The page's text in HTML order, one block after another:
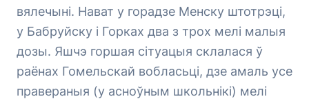
вялечыні. Нават у горадзе Менску штотрэці,
у Бабруйску і Горках два з трох мелі малыя
дозы. Яшчэ горшая сітуацыя склалася ў
раёнах Гомельскай вобласьці, дзе амаль усе
правераныя (у асноўным школьнікі) мелі